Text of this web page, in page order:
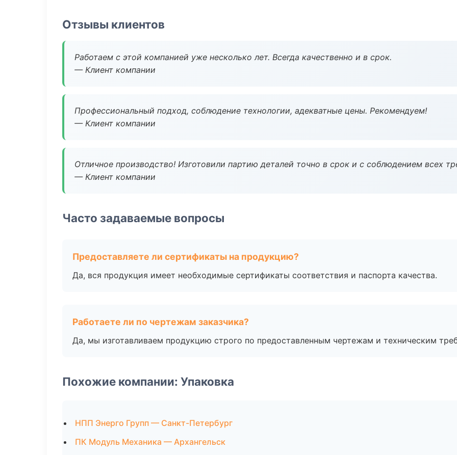
Отзывы клиентов
Работаем с этой компанией уже несколько лет. Всегда качественно и в срок.
— Клиент компании
Профессиональный подход, соблюдение технологии, адекватные цены. Рекомендуем!
— Клиент компании
Отличное производство! Изготовили партию деталей точно в срок и с соблюдением всех
— Клиент компании
Часто задаваемые вопросы
Предоставляете ли сертификаты на продукцию?
Да, вся продукция имеет необходимые сертификаты соответствия и паспорта качества.
Работаете ли по чертежам заказчика?
Да, мы изготавливаем продукцию строго по предоставленным чертежам и техническим
Похожие компании: Упаковка
НПП Энерго Групп — Санкт-Петербург
ПК Модуль Механика — Архангельск